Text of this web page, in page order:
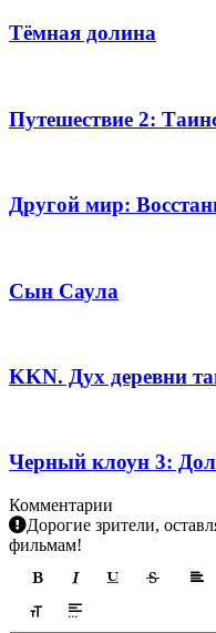
Тёмная долина
Путешествие 2:
Другой мир:
Сын Саула
KKN. Дух деревни
Черный клоун 3:
Комментарии
Дорогие зрители,
фильмам!